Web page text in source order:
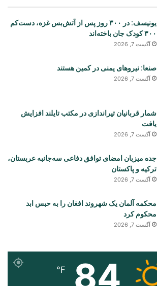
یونیسف: در ۳۰۰ روز پس از آتش‌بس غزه، دست‌کم
۳۰۰ کودک جان باخته‌اند
آگست 7, 2026
صنعا: نیروهای یمنی در کمین هستند
آگست 7, 2026
شمار قربانیان تیراندازی در مکتب تایلند افزایش
یافت
آگست 7, 2026
جده میزبان امضای توافق دفاعی سه‌جانبه عربستان،
ترکیه و پاکستان
آگست 7, 2026
محکمه آلمان یک شهروند افغان را به حبس ابد
محکوم کرد
آگست 7, 2026
84
℉